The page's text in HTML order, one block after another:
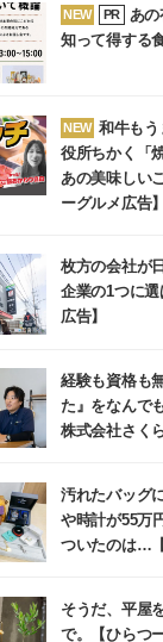
NEW PR
あ
知って得する
NEW 和牛も
役所ちかく「
あの美味しい
ーグルメ広告】
枚方の会社が
企業の1つに
広告】
経験も資格も
た』をなんで
株式会社さく
汚れたバッグ
や時計が55万
ついたのは…
そうだ、平屋
で。【ひらつ